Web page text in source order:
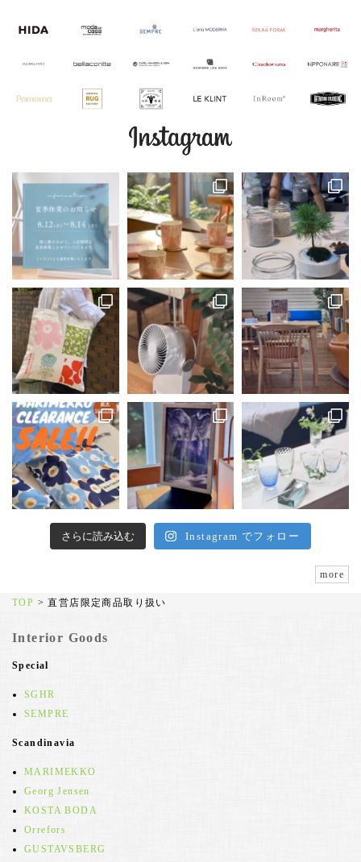
さらに読み込む Instagram でフォロー
more
TOP >直営店限定商品取り扱い
Interior Goods
Special
SGHR
SEMPRE
Scandinavia
MARIMEKKO
Georg Jensen
KOSTA BODA
Orrefors
GUSTAVSBERG